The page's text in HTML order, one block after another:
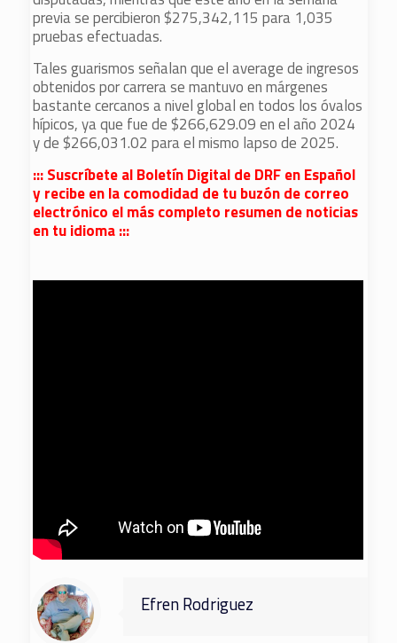
previa se percibieron $275,342,115 para 1,035
pruebas efectuadas.
Tales guarismos señalan que el average de ingresos
obtenidos por carrera se mantuvo en márgenes
bastante cercanos a nivel global en todos los óvalos
hípicos, ya que fue de $266,629.09 en el año 2024
y de $266,031.02 para el mismo lapso de 2025.
::: Suscríbete al Boletín Digital de DRF en Español
y recibe en la comodidad de tu buzón de correo
electrónico el más completo resumen de noticias
en tu idioma :::
Efren Rodriguez